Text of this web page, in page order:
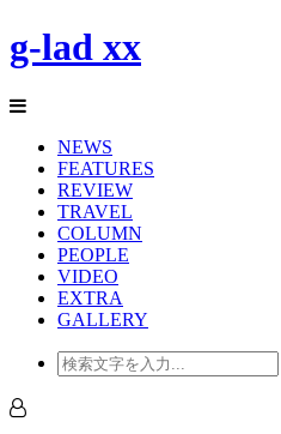
g-lad xx
NEWS
FEATURES
REVIEW
TRAVEL
COLUMN
PEOPLE
VIDEO
EXTRA
GALLERY